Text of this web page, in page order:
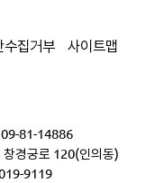
수집거부 사이트맵
81-14886
창경궁로 120(인의동)
9119